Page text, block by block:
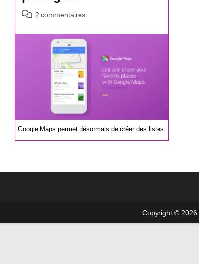
Commentaires
la
publication :
2 commentaires
Google Maps permet désormais de créer des listes.
Copyright © 2026